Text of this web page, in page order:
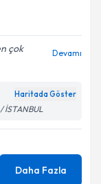
çok
Devamı
Haritada Göster
İSTANBUL
Daha Fazla